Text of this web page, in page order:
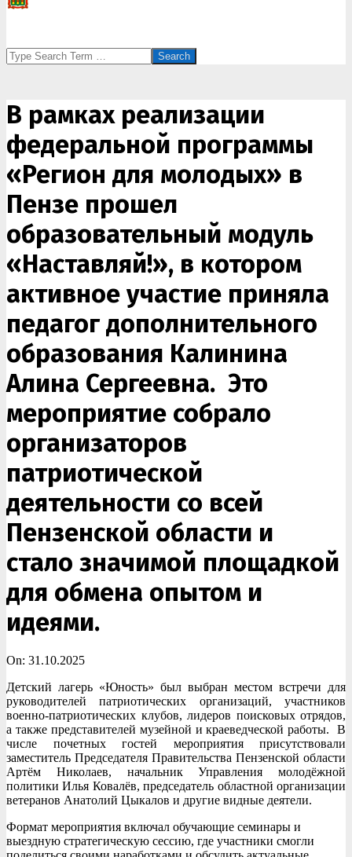
Search
В рамках реализации
федеральной программы
«Регион для молодых» в
Пензе прошел
образовательный модуль
«Наставляй!», в котором
активное участие приняла
педагог дополнительного
образования Калинина
Алина Сергеевна. Это
мероприятие собрало
организаторов
патриотической
деятельности со всей
Пензенской области и
стало значимой площадкой
для обмена опытом и
идеями.
On: 31.10.2025
Детский лагерь «Юность» был выбран местом встречи для
руководителей патриотических организаций, участников
военно-патриотических клубов, лидеров поисковых отрядов,
а также представителей музейной и краеведческой работы. В
числе почетных гостей мероприятия присутствовали
заместитель Председателя Правительства Пензенской области
Артём Николаев, начальник Управления молодёжной
политики Илья Ковалёв, председатель областной организации
ветеранов Анатолий Цыкалов и другие видные деятели.
Формат мероприятия включал обучающие семинары и
выездную стратегическую сессию, где участники смогли